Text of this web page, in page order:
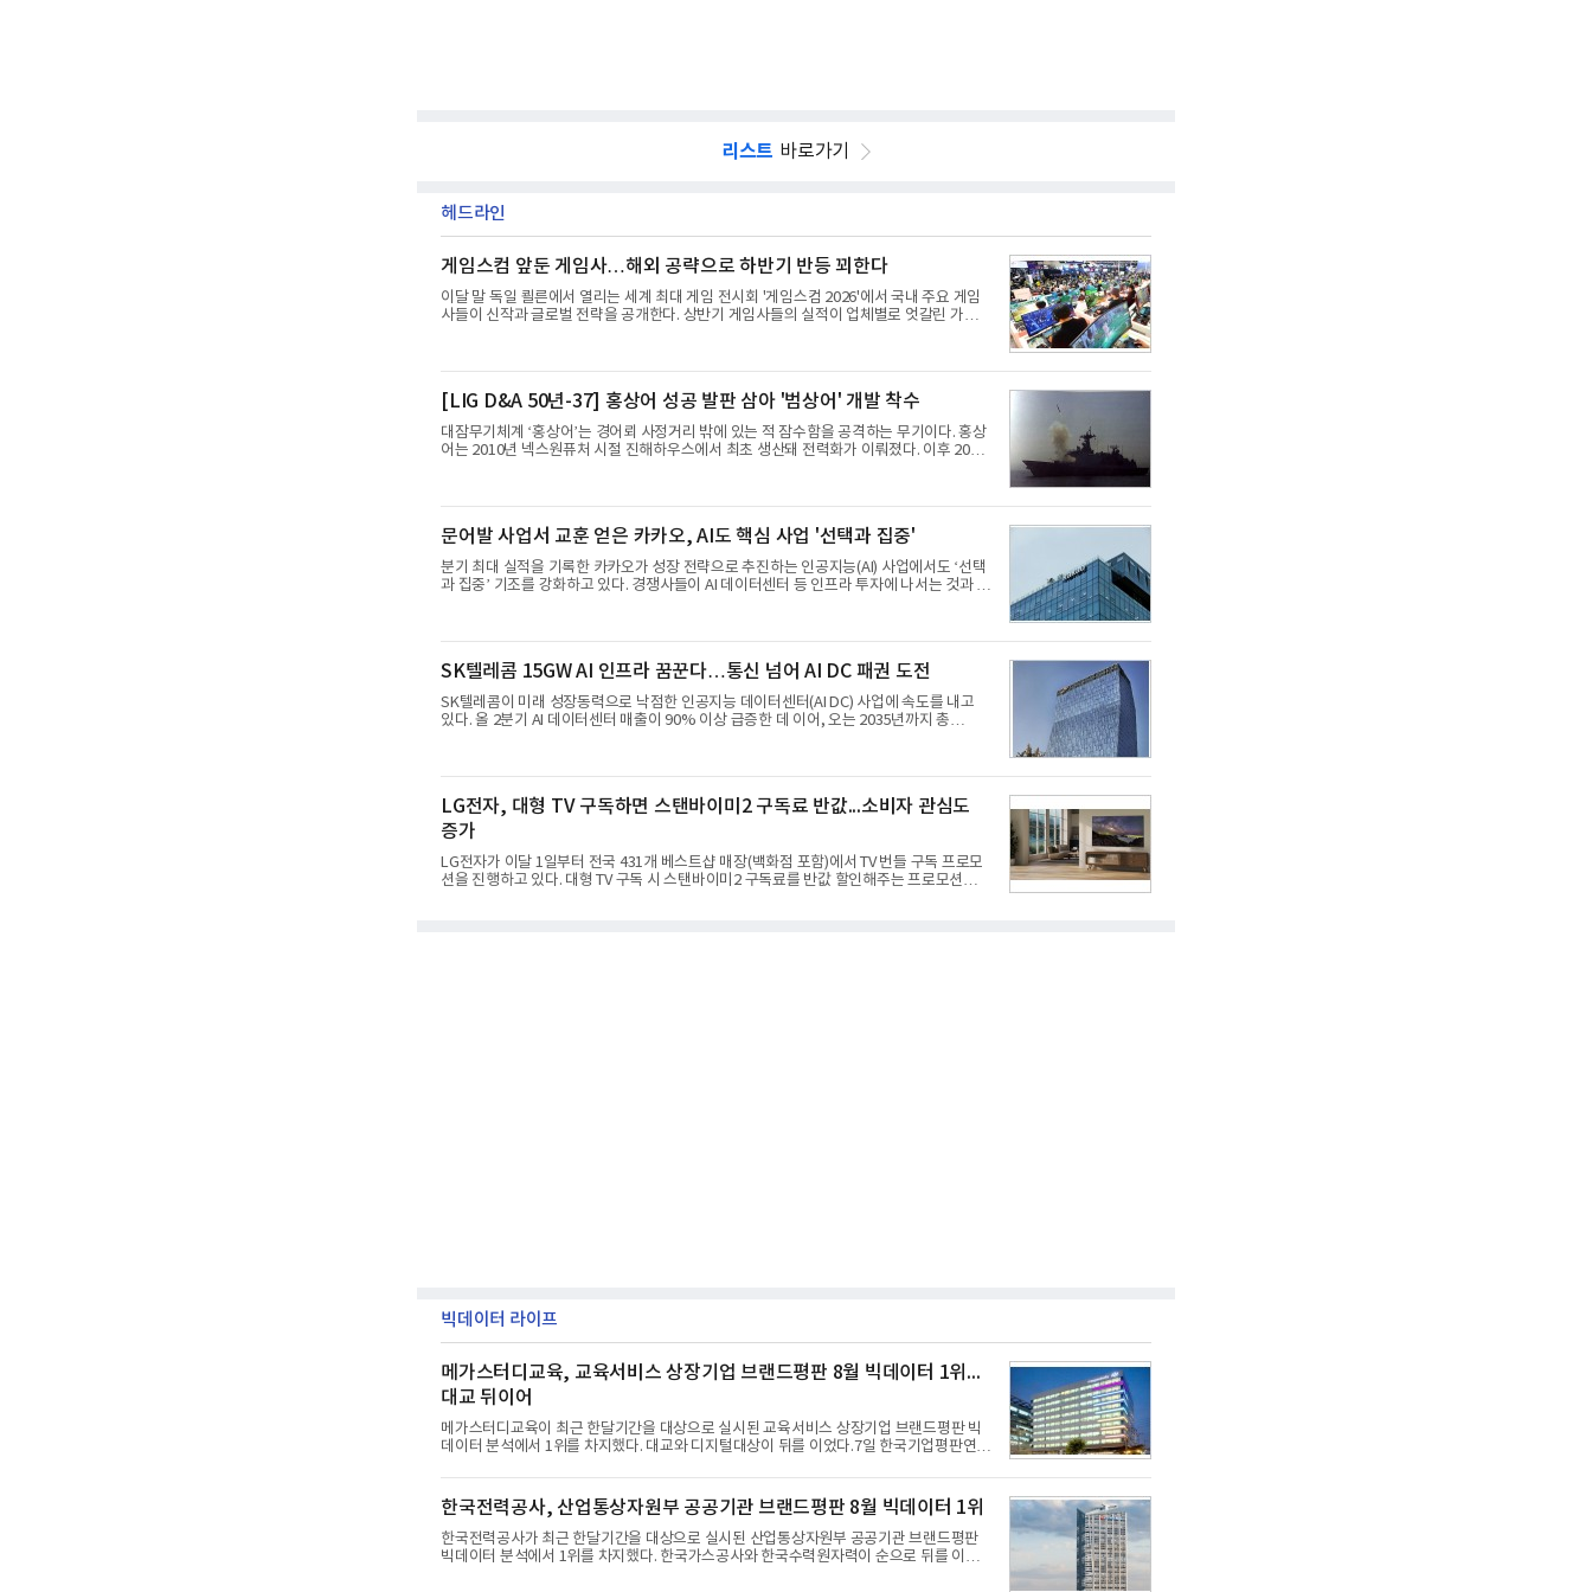
리스트 바로가기
헤드라인
게임스컴 앞둔 게임사…해외 공략으로 하반기 반등 꾀한다
이달 말 독일 쾰른에서 열리는 세계 최대 게임 전시회 '게임스컴 2026'에서 국내 주요 게임
사들이 신작과 글로벌 전략을 공개한다. 상반기 게임사들의 실적이 업체별로 엇갈린 가운데
'PUBG: 배틀그라운드'의 안정적인 성장에 힘입어 상반기 연결 기준 매출 2조6616억원, 영
어 호실적을 거둘 것으로 전망된다.반면 넷마블은 2분기 매출이 증가했지만 영업이익은 전
년 동기 대
[LIG D&A 50년-37] 홍상어 성공 발판 삼아 '범상어' 개발 착수
대잠무기체계 ‘홍상어’는 경어뢰 사정거리 밖에 있는 적 잠수함을 공격하는 무기이다. 홍상
어는 2010년 넥스원퓨처 시절 진해하우스에서 최초 생산돼 전력화가 이뤄졌다. 이후 2012
타격하지 못하고 물속에서 멈춰버리는 예상 밖의 일이 벌어졌다. 2차 품질확인 사격 시험에
구소(ADD) 테스크포스(TF)와 합심해 본격적인 개선 작업에 착수했다.홍상어 유도탄의 모
든 분야를
문어발 사업서 교훈 얻은 카카오, AI도 핵심 사업 '선택과 집중'
분기 최대 실적을 기록한 카카오가 성장 전략으로 추진하는 인공지능(AI) 사업에서도 ‘선택
과 집중’ 기조를 강화하고 있다. 경쟁사들이 AI 데이터센터 등 인프라 투자에 나서는 것과 달
집중하겠다는 취지로 풀이된다.7일 업계에 따르면 카카오는 올해 2분기 연결 기준 매출 2조
36% 증가해 모두 분기 기준 역대 최대치다. 상반기 기준 매출은 4조405억원, 영업이익은
4884억
SK텔레콤 15GW AI 인프라 꿈꾼다…통신 넘어 AI DC 패권 도전
SK텔레콤이 미래 성장동력으로 낙점한 인공지능 데이터센터(AI DC) 사업에 속도를 내고
있다. 올 2분기 AI 데이터센터 매출이 90% 이상 급증한 데 이어, 오는 2035년까지 총
로 확장되고 있다.7일 SK텔레콤에 따르면 회사는 올해 2분기 연결 기준 매출 4조 3591억
한 수치다. AI DC 사업의 성장에 더해 수익성 중심 경영, 그리고 지난해 발생한 일회성 비용
에 따른 기저효과가 실
LG전자, 대형 TV 구독하면 스탠바이미2 구독료 반값...소비자 관심도
증가
LG전자가 이달 1일부터 전국 431개 베스트샵 매장(백화점 포함)에서 TV 번들 구독 프로모
션을 진행하고 있다. 대형 TV 구독 시 스탠바이미2 구독료를 반값 할인해주는 프로모션이
빅데이터 라이프
메가스터디교육, 교육서비스 상장기업 브랜드평판 8월 빅데이터 1위...
대교 뒤이어
메가스터디교육이 최근 한달기간을 대상으로 실시된 교육서비스 상장기업 브랜드평판 빅
데이터 분석에서 1위를 차지했다. 대교와 디지털대상이 뒤를 이었다.7일 한국기업평판연구
까지 수집된 소비자 빅데이터 10,074,233건을 분석한 결과, 메가스터디교육이 브랜드평판
지수 1,710,926을 기록하며 8월 1위에 올랐다고 밝혔다. 분석에 활용된 빅데이터는 지난 7
월(9,491,206건) 대비 6.14% 증가한 수치로, 교육서비스 상장기업 브랜드에 대한 소비자
관심이 확대됐다.연구소에 따르면 8월 교육서비스 상장기업 브랜드평판 순위는 메가스터
디교육, 대교, 디지
한국전력공사, 산업통상자원부 공공기관 브랜드평판 8월 빅데이터 1위
한국전력공사가 최근 한달기간을 대상으로 실시된 산업통상자원부 공공기관 브랜드평판
빅데이터 분석에서 1위를 차지했다. 한국가스공사와 한국수력원자력이 순으로 뒤를 이었